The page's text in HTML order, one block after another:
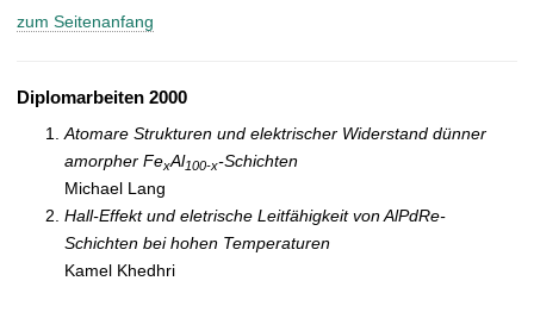
zum Seitenanfang
Diplomarbeiten 2000
Atomare Strukturen und elektrischer Widerstand dünner
amorpher FexAl100-x-Schichten
Michael Lang
Hall-Effekt und eletrische Leitfähigkeit von AlPdRe-
Schichten bei hohen Temperaturen
Kamel Khedhri